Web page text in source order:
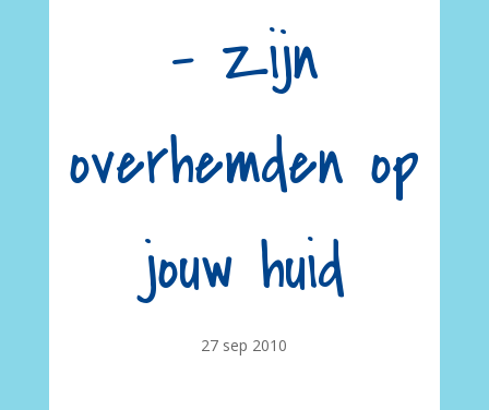
– Zijn
overhemden op
jouw huid
27 sep 2010